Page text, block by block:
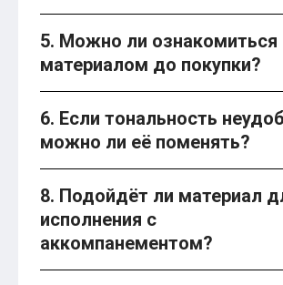
5. Можно ли ознакомиться
материалом до покупки?
6. Если тональность
можно ли её поменять?
8. Подойдёт ли материал
исполнения с
аккомпанементом?